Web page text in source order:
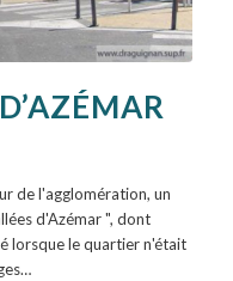
de l'agglomération, un
d'Azémar ", dont
lorsque le quartier n'était